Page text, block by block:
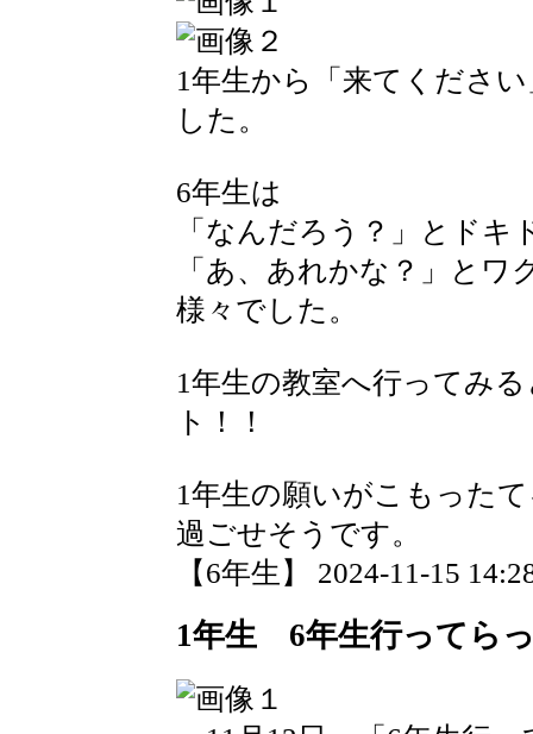
1年生から「来てくださ
した。
6年生は
「なんだろう？」とドキ
「あ、あれかな？」とワ
様々でした。
1年生の教室へ行ってみ
ト！！
1年生の願いがこもった
過ごせそうです。
【6年生】 2024-11-15
1年生 6年生行ってら